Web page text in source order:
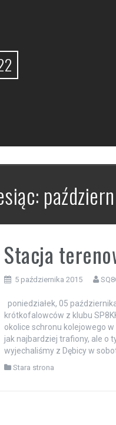
Stacja
5 października 2015
poniedziałek, 05
krótkofalowców z klubu
okolice schronu kolejowego
jak najbardziej trafiony, ale o
wyjechaliśmy z Dębicy w
Stara strona